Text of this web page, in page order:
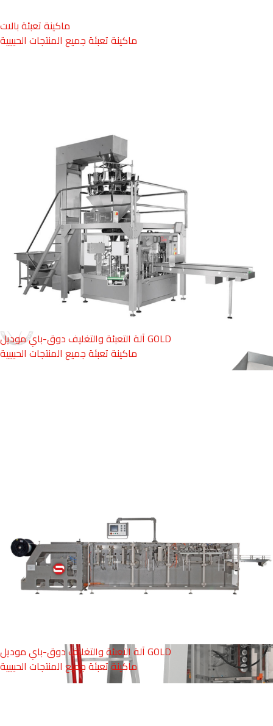
Yüksek Kalite
TAM
yıl
ماكينة تعبئة بالات
ماكينة تعبئة جميع المنتجات الحبيبية
آلة التعبئة والتغليف دوق-باي موديل GOLD
ماكينة تعبئة جميع المنتجات الحبيبية
آلة التعبئة والتغليف دوق-باي موديل GOLD
ماكينة تعبئة جميع المنتجات الحبيبية